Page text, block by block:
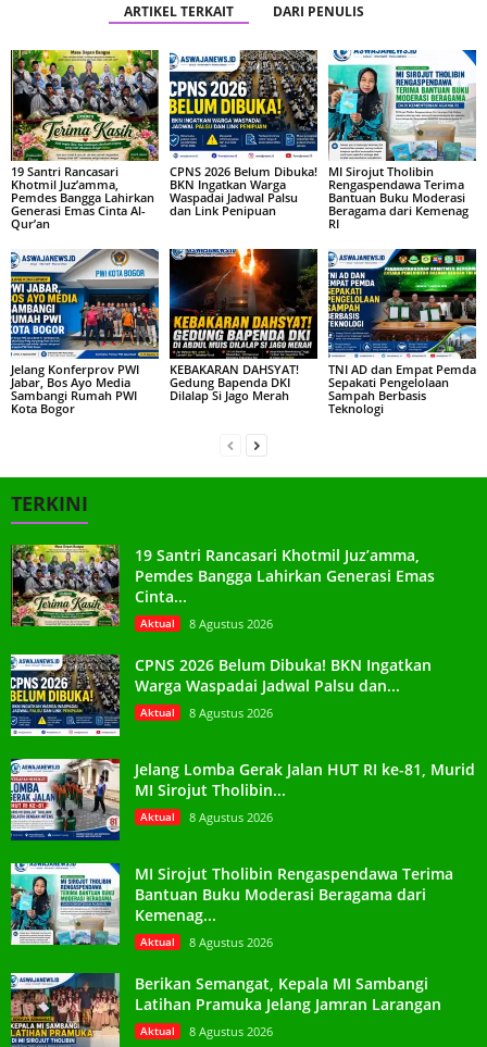
ARTIKEL TERKAIT DARI PENULIS
19 Santri Rancasari
Khotmil Juz’amma,
Pemdes Bangga Lahirkan
Generasi Emas Cinta Al-
Qur’an
CPNS 2026 Belum Dibuka!
BKN Ingatkan Warga
Waspadai Jadwal Palsu
dan Link Penipuan
MI Sirojut Tholibin
Rengaspendawa Terima
Bantuan Buku Moderasi
Beragama dari Kemenag
RI
Jelang Konferprov PWI
Jabar, Bos Ayo Media
Sambangi Rumah PWI
Kota Bogor
KEBAKARAN DAHSYAT!
Gedung Bapenda DKI
Dilalap Si Jago Merah
TNI AD dan Empat Pemda
Sepakati Pengelolaan
Sampah Berbasis
Teknologi
TERKINI
19 Santri Rancasari Khotmil Juz’amma,
Pemdes Bangga Lahirkan Generasi Emas
Cinta...
Aktual 8 Agustus 2026
CPNS 2026 Belum Dibuka! BKN Ingatkan
Warga Waspadai Jadwal Palsu dan...
Aktual 8 Agustus 2026
Jelang Lomba Gerak Jalan HUT RI ke-81, Murid
MI Sirojut Tholibin...
Aktual 8 Agustus 2026
MI Sirojut Tholibin Rengaspendawa Terima
Bantuan Buku Moderasi Beragama dari
Kemenag...
Aktual 8 Agustus 2026
Berikan Semangat, Kepala MI Sambangi
Latihan Pramuka Jelang Jamran Larangan
Aktual 8 Agustus 2026